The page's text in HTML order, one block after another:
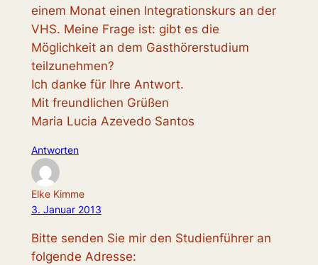
einem Monat einen Integrationskurs an der
VHS. Meine Frage ist: gibt es die
Möglichkeit an dem Gasthörerstudium
teilzunehmen?
Ich danke für Ihre Antwort.
Mit freundlichen Grüßen
Maria Lucia Azevedo Santos
Antworten
Elke Kimme
3. Januar 2013
Bitte senden Sie mir den Studienführer an
folgende Adresse: